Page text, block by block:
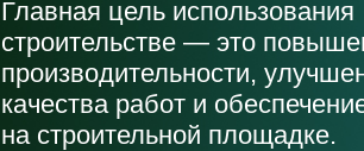
Главная цель использования
строительстве — это
производительности,
качества работ и
на строительной площадке.